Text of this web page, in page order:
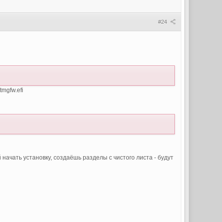
#24
установку, создаёшь разделы с чистого листа - будут